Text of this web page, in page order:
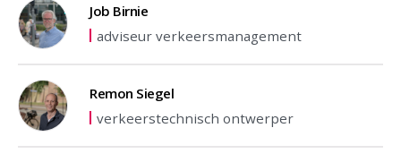
Job Birnie
adviseur verkeersmanagement
Remon Siegel
verkeerstechnisch ontwerper